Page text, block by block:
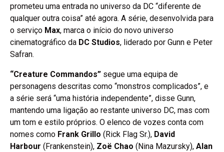
prometeu uma entrada no universo da DC “diferente de
qualquer outra coisa” até agora. A série, desenvolvida para
o serviço Max, marca o início do novo universo
cinematográfico da DC Studios, liderado por Gunn e Peter
Safran.
“Creature Commandos” segue uma equipa de
personagens descritas como “monstros complicados”, e
a série será “uma história independente”, disse Gunn,
mantendo uma ligação ao restante universo DC, mas com
um tom e estilo próprios. O elenco de vozes conta com
nomes como Frank Grillo (Rick Flag Sr.), David
Harbour (Frankenstein), Zoë Chao (Nina Mazursky), Alan